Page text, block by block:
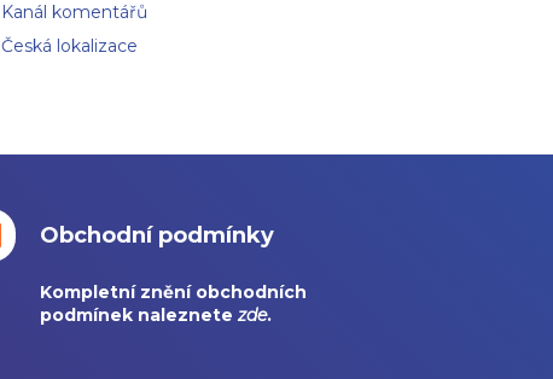
Kanál komentářů
Česká lokalizace
Obchodní podmínky
Kompletní znění obchodních
podmínek naleznetezde.